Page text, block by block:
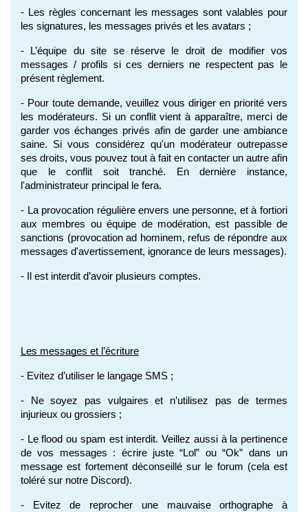
- Les règles concernant les messages sont valables pour
les signatures, les messages privés et les avatars ;
- L’équipe du site se réserve le droit de modifier vos
messages / profils si ces derniers ne respectent pas le
présent règlement.
- Pour toute demande, veuillez vous diriger en priorité vers
les modérateurs. Si un conflit vient à apparaître, merci de
garder vos échanges privés afin de garder une ambiance
saine. Si vous considérez qu'un modérateur outrepasse
ses droits, vous pouvez tout à fait en contacter un autre afin
que le conflit soit tranché. En dernière instance,
l'administrateur principal le fera.
- La provocation régulière envers une personne, et à fortiori
aux membres ou équipe de modération, est passible de
sanctions (provocation ad hominem, refus de répondre aux
messages d'avertissement, ignorance de leurs messages).
- Il est interdit d’avoir plusieurs comptes.
Les messages et l’écriture
- Evitez d’utiliser le langage SMS ;
- Ne soyez pas vulgaires et n’utilisez pas de termes
injurieux ou grossiers ;
- Le flood ou spam est interdit. Veillez aussi à la pertinence
de vos messages : écrire juste “Lol” ou “Ok” dans un
message est fortement déconseillé sur le forum (cela est
toléré sur notre Discord).
- Evitez de reprocher une mauvaise orthographe à